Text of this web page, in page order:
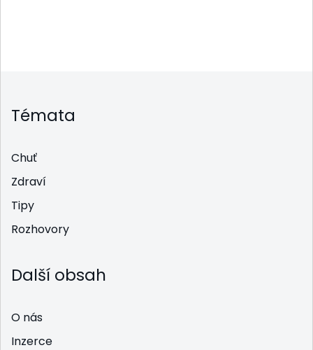
Témata
Chuť
Zdraví
Tipy
Rozhovory
Další obsah
O nás
Inzerce